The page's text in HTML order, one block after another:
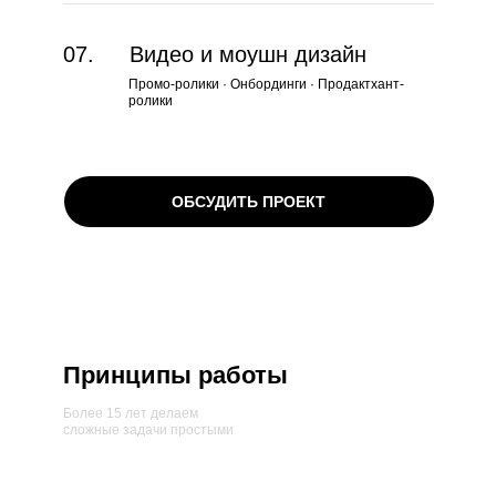
07.
Промо-ролики · Онбординги · Продактхант-
ролики
Видео и моушн дизайн
ОБСУДИТЬ ПРОЕКТ
Принципы работы
Более 15 лет делаем
сложные задачи простыми